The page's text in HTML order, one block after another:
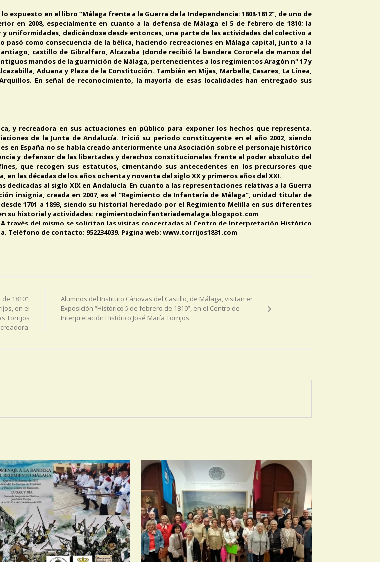
expuesto en el libro “Málaga frente a la Guerra de la Independencia: 1808-1812”, de uno de
en 2008, especialmente en cuanto a la defensa de Málaga el 5 de febrero de 1810; la
uniformidades, dedicándose desde entonces, una parte de las actividades del colectivo a
como consecuencia de la bélica, haciendo recreaciones en Málaga capital, junto a la
castillo de Gibralfaro, Alcazaba (donde recibió la bandera Coronela de manos del
mandos de la guarnición de Málaga, pertenecientes a los regimientos Aragón nº 17 y
Aduana y Plaza de la Constitución. También en Mijas, Marbella, Casares, La Línea,
En señal de reconocimiento, la mayoría de esas localidades han entregado sus
y recreadora en sus actuaciones en público para exponer los hechos que representa.
de la Junta de Andalucía. Inició su periodo constituyente en el año 2002, siendo
en España no se había creado anteriormente una Asociación sobre el personaje histórico
y defensor de las libertades y derechos constitucionales frente al poder absoluto del
que recogen sus estatutos, cimentando sus antecedentes en los precursores que
las décadas de los años ochenta y noventa del siglo XX y primeros años del XXI.
al siglo XIX en Andalucía. En cuanto a las representaciones relativas a la Guerra
insignia, creada en 2007, es el “Regimiento de Infantería de Málaga”, unidad titular de
1701 a 1893, siendo su historial heredado por el Regimiento Melilla en sus diferentes
su historial y actividades: regimientodeinfanteriademalaga.blogspot.com
través del mismo se solicitan las visitas concertadas al Centro de Interpretación Histórico
Teléfono de contacto: 952234039. Página web: www.torrijos1831.com
1810”,
en el
Torrijos
Alumnos del Instituto Cánovas del Castillo, de Málaga, visitan en
Exposición “Histórico 5 de febrero de 1810”, en el Centro de
Interpretación Histórico José María Torrijos.